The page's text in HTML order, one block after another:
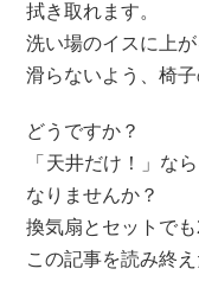
拭き取れます。
洗い場のイスに上が
滑らないよう、椅
どうですか？
「天井だけ！」な
なりませんか？
換気扇とセットでも
この記事を読み終